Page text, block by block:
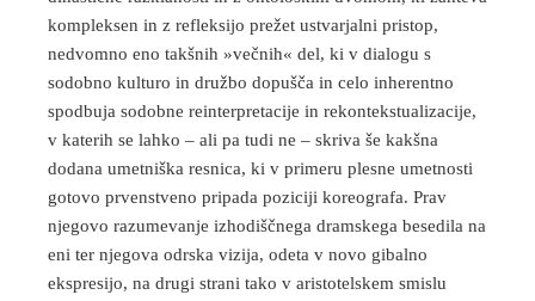
kompleksen in z refleksijo prežet ustvarjalni pristop,
nedvomno eno takšnih »večnih« del, ki v dialogu s
sodobno kulturo in družbo dopušča in celo inherentno
spodbuja sodobne reinterpretacije in rekontekstualizacije,
v katerih se lahko – ali pa tudi ne – skriva še kakšna
dodana umetniška resnica, ki v primeru plesne umetnosti
gotovo prvenstveno pripada poziciji koreografa. Prav
njegovo razumevanje izhodiščnega dramskega besedila na
eni ter njegova odrska vizija, odeta v novo gibalno
ekspresijo, na drugi strani tako v aristotelskem smislu